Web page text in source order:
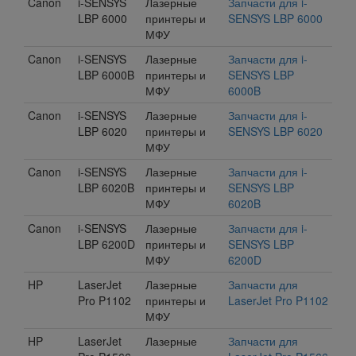
LBP 6000
принтеры и
МФУ
SENSYS LBP 6000
Canon
i-SENSYS
LBP 6000B
Лазерные
принтеры и
МФУ
Запчасти для i-
SENSYS LBP
6000B
Canon
i-SENSYS
LBP 6020
Лазерные
принтеры и
МФУ
Запчасти для i-
SENSYS LBP 6020
Canon
i-SENSYS
LBP 6020B
Лазерные
принтеры и
МФУ
Запчасти для i-
SENSYS LBP
6020B
Canon
i-SENSYS
LBP 6200D
Лазерные
принтеры и
МФУ
Запчасти для i-
SENSYS LBP
6200D
HP
LaserJet
Pro P1102
Лазерные
принтеры и
МФУ
Запчасти для
LaserJet Pro P1102
HP
LaserJet
Лазерные
Запчасти для